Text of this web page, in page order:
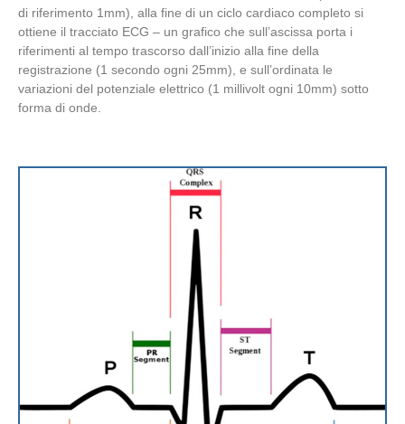
di riferimento 1mm), alla fine di un ciclo cardiaco completo si
ottiene il tracciato ECG – un grafico che sull’ascissa porta i
riferimenti al tempo trascorso dall’inizio alla fine della
registrazione (1 secondo ogni 25mm), e sull’ordinata le
variazioni del potenziale elettrico (1 millivolt ogni 10mm) sotto
forma di onde.